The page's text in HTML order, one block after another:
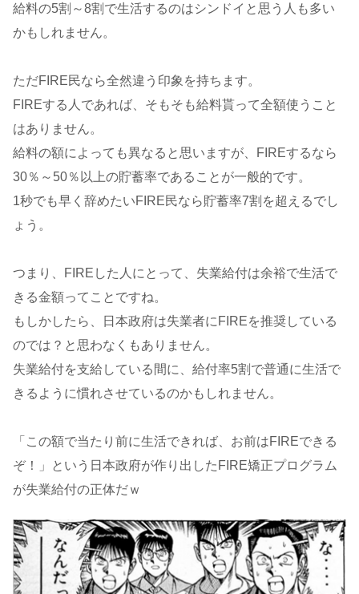
給料の5割～8割で生活するのはシンドイと思う人も多い
かもしれません。
ただFIRE民なら全然違う印象を持ちます。
FIREする人であれば、そもそも給料貰って全額使うこと
はありません。
給料の額によっても異なると思いますが、FIREするなら
30％～50％以上の貯蓄率であることが一般的です。
1秒でも早く辞めたいFIRE民なら貯蓄率7割を超えるでし
ょう。
つまり、FIREした人にとって、失業給付は余裕で生活で
きる金額ってことですね。
もしかしたら、日本政府は失業者にFIREを推奨している
のでは？と思わなくもありません。
失業給付を支給している間に、給付率5割で普通に生活で
きるように慣れさせているのかもしれません。
「この額で当たり前に生活できれば、お前はFIREできる
ぞ！」という日本政府が作り出したFIRE矯正プログラム
が失業給付の正体だｗ